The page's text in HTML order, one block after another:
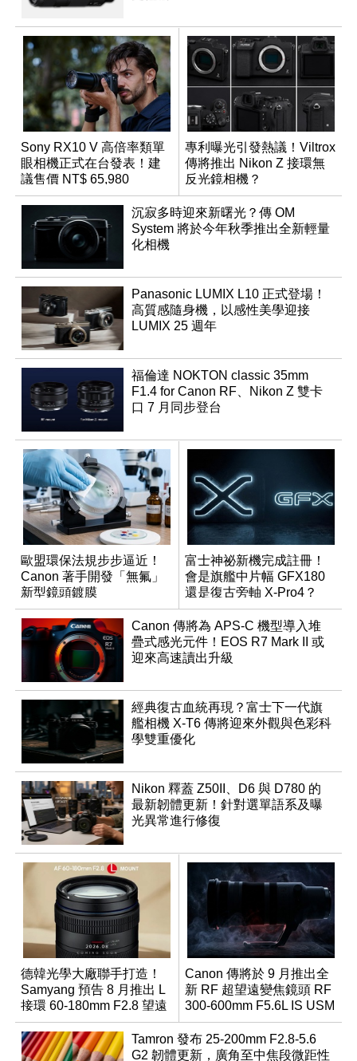
Sony RX10 V 高倍率類單
眼相機正式在台發表！建
議售價 NT$ 65,980
專利曝光引發熱議！Viltrox
傳將推出 Nikon Z 接環無
反光鏡相機？
沉寂多時迎來新曙光？傳 OM
System 將於今年秋季推出全新輕量
化相機
Panasonic LUMIX L10 正式登場！
高質感隨身機，以感性美學迎接
LUMIX 25 週年
福倫達 NOKTON classic 35mm
F1.4 for Canon RF、Nikon Z 雙卡
口 7 月同步登台
歐盟環保法規步步逼近！
Canon 著手開發「無氟」
新型鏡頭鍍膜
富士神祕新機完成註冊！
會是旗艦中片幅 GFX180
還是復古旁軸 X-Pro4？
Canon 傳將為 APS-C 機型導入堆
疊式感光元件！EOS R7 Mark II 或
迎來高速讀出升級
經典復古血統再現？富士下一代旗
艦相機 X-T6 傳將迎來外觀與色彩科
學雙重優化
Nikon 釋蓋 Z50II、D6 與 D780 的
最新韌體更新！針對選單語系及曝
光異常進行修復
德韓光學大廠聯手打造！
Samyang 預告 8 月推出 L
接環 60-180mm F2.8 望遠
變焦鏡
Canon 傳將於 9 月推出全
新 RF 超望遠變焦鏡頭 RF
300-600mm F5.6L IS USM
Tamron 發布 25-200mm F2.8-5.6
G2 韌體更新，廣角至中焦段微距性